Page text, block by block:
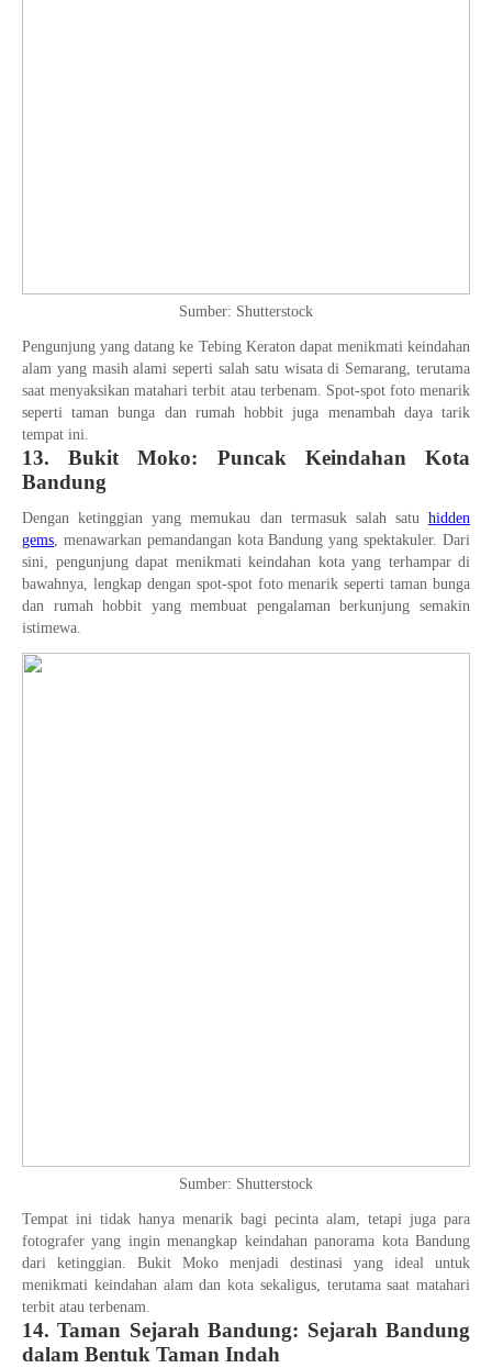
Sumber: Shutterstock
Pengunjung yang datang ke Tebing Keraton dapat menikmati keindahan
alam yang masih alami seperti salah satu wisata di Semarang, terutama
saat menyaksikan matahari terbit atau terbenam. Spot-spot foto menarik
seperti taman bunga dan rumah hobbit juga menambah daya tarik
tempat ini.
13. Bukit Moko: Puncak Keindahan Kota
Bandung
Dengan ketinggian yang memukau dan termasuk salah satu hidden
gems, menawarkan pemandangan kota Bandung yang spektakuler. Dari
sini, pengunjung dapat menikmati keindahan kota yang terhampar di
bawahnya, lengkap dengan spot-spot foto menarik seperti taman bunga
dan rumah hobbit yang membuat pengalaman berkunjung semakin
istimewa.
Sumber: Shutterstock
Tempat ini tidak hanya menarik bagi pecinta alam, tetapi juga para
fotografer yang ingin menangkap keindahan panorama kota Bandung
dari ketinggian. Bukit Moko menjadi destinasi yang ideal untuk
menikmati keindahan alam dan kota sekaligus, terutama saat matahari
terbit atau terbenam.
14. Taman Sejarah Bandung: Sejarah Bandung
dalam Bentuk Taman Indah